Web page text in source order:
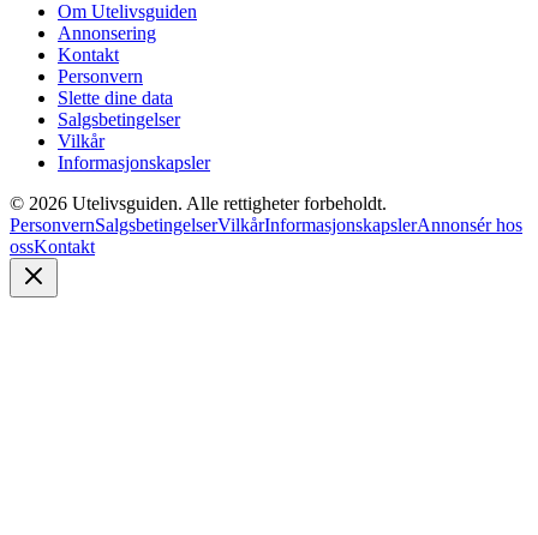
Om Utelivsguiden
Annonsering
Kontakt
Personvern
Slette dine data
Salgsbetingelser
Vilkår
Informasjonskapsler
© 2026 Utelivsguiden. Alle rettigheter forbeholdt.
PersonvernSalgsbetingelserVilkårInformasjonskapslerAnnonsér hos
ossKontakt